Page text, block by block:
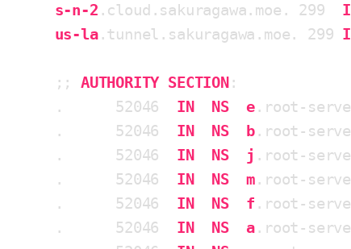
s-n-2 .cloud .sakuragawa .moe . 299
us-la.tunnel .sakuragawa .moe . 299
;; AUTHORITY SECTION:
.      52046 IN NS e .root-
.      52046 IN NS b .root-
.      52046 IN NS j .root-
.      52046 IN NS m .root-
.      52046 IN NS f .root-
.      52046 IN NS a .root-